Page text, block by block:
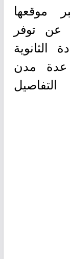
موقعها
عن توفر
عدة مدن